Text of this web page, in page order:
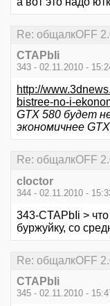
Re: общалкOFF
CTAPbIi
343 - 02.11.2010 -
http://
bistree-no-i-
GTX 580 будет
экономичнее
Re: общалкOFF
cloctor
344 - 02.11.2010 -
343-CTAPbIi >
буржуйку, со
Re: общалкOFF
CTAPbIi
345 - 02.11.2010 -